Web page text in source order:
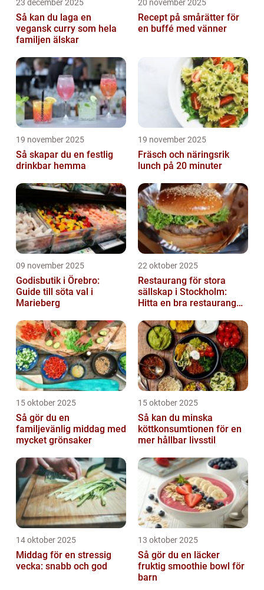
23 december 2025
Så kan du laga en
vegansk curry som hela
familjen älskar
20 november 2025
Recept på smårätter för
en buffé med vänner
19 november 2025
Så skapar du en festlig
drinkbar hemma
19 november 2025
Fräsch och näringsrik
lunch på 20 minuter
09 november 2025
Godisbutik i Örebro:
Guide till söta val i
Marieberg
22 oktober 2025
Restaurang för stora
sällskap i Stockholm:
Hitta en bra restaurang
15 oktober 2025
Så gör du en
familjevänlig middag med
mycket grönsaker
15 oktober 2025
Så kan du minska
köttkonsumtionen för en
mer hållbar livsstil
14 oktober 2025
Middag för en stressig
vecka: snabb och god
13 oktober 2025
Så gör du en läcker
fruktig smoothie bowl för
barn